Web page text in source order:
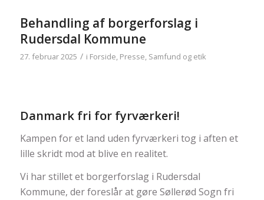
Behandling af borgerforslag i
Rudersdal Kommune
27. februar 2025 / i Forside Presse Samfund og etik
Danmark fri for fyrværkeri!
Kampen for et land uden fyrværkeri tog i aften et
lille skridt mod at blive en realitet.
Vi har stillet et borgerforslag i Rudersdal
Kommune, der foreslår at gøre Søllerød Sogn fri